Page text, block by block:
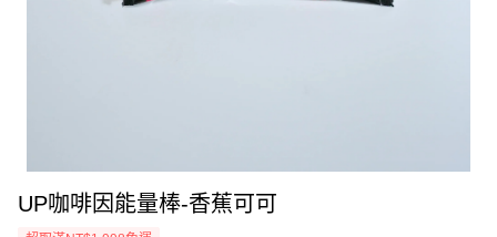
UP咖啡因能量棒-香蕉可可